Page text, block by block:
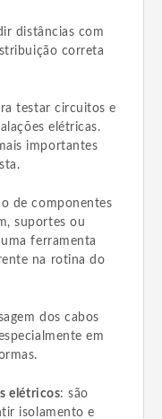
distâncias com
correta
testar circuitos e
elétricas.
importantes
de componentes
suportes ou
ferramenta
na rotina do
dos cabos
em
elétricos: são
isolamento e